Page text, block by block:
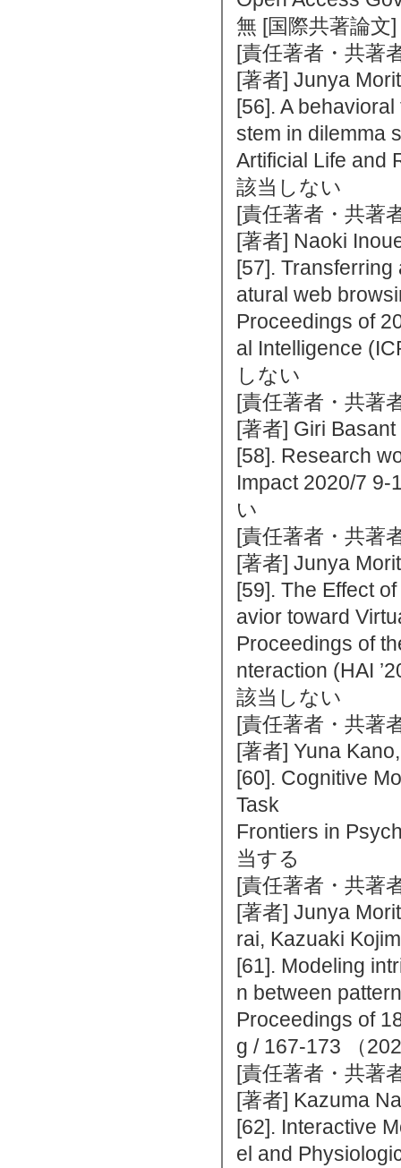
無 [国際共著論文
[責任著者・共著
[著者] Junya
[56]. A
stem in dilemma
Artificial Life and
該当しない
[責任著者・共著
[著者] Naoki
[57].
atural web
Proceedings of
al Intelligence
しない
[責任著者・共著
[著者] Giri
[58]. Research
Impact 2020/7 9-
い
[責任著者・共著
[著者] Junya
[59]. The Effect
avior toward
Proceedings of
nteraction (HAI
該当しない
[責任著者・共著
[著者] Yuna
[60]. Cognitive
Task
Frontiers in
当する
[責任著者・共著
[著者] Junya
rai, Kazuaki
[61]. Modeling
n between
Proceedings of
g / 167-173 （
[責任著者・共著
[著者] Kazuma
[62]. Interactive
el and